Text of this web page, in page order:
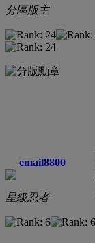
分區版主
email8800
星級忍者